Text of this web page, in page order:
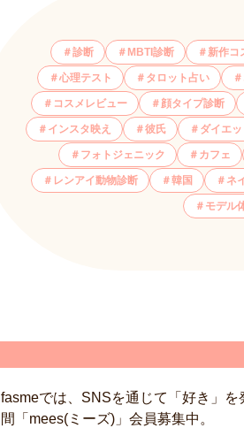
診断 MBTI診断 新作コ
心理テスト タロット占い
コスメレビュー 顔タイプ診断
インスタ映え 彼氏 ダイエッ
フォトジェニック カフェ
レンアイ動物診断 韓国 ネ
モデル
fasmeでは、SNSを通じて「好き」を
間「mees(ミーズ)」会員募集中。